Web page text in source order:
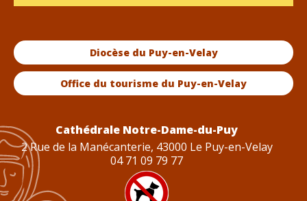
Diocèse du Puy-en-Velay
Office du tourisme du Puy-en-Velay
Cathédrale Notre-Dame-du-Puy
2 Rue de la Manécanterie, 43000 Le Puy-en-Velay
04 71 09 79 77